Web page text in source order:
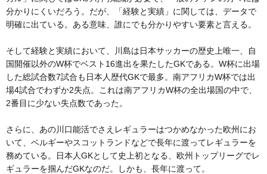
分かりにくいだろう。だが、「経験と実績」に関しては、データで
明確に出ている。ある意味、誰にでも分かりやすい要素と言える。
そして経験と実績において、川島は日本サッカーの歴史上唯一、自
国開催以外のW杯でベスト16進出を果たしたGKである。W杯に出場
した総試合数7試合も日本人歴代GKで最多。南アフリカW杯では出
場4試合でわずか2失点。これは南アフリカW杯の全出場国の中で、
2番目に少ない失点数であった。
さらに、あの川口能活でさえレギュラーはつかめなかった欧州にお
いて、ベルギーやスコットランドなどで長年に渡ってレギュラーを
務めている。日本人GKとして史上初となる、欧州トップリーグでレ
ギュラーを掴んだGKなのだ。しかも、長年に渡って。